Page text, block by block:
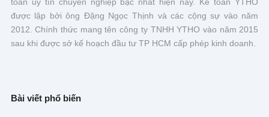
toán uy tín chuyên nghiệp bậc nhất hiện nay. Kế toán YTHO
được lập bởi ông Đặng Ngọc Thịnh và các cộng sự vào năm
2012. Chính thức mang tên công ty TNHH YTHO vào năm 2015
sau khi được sở kế hoạch đầu tư TP HCM cấp phép kinh doanh.
Bài viết phổ biến